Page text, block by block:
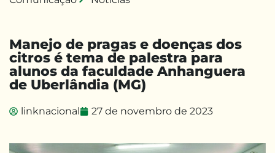
linknacional 27 de novembro de 2023
Manejo de pragas e doenças dos
citros é tema de palestra para
alunos da faculdade Anhanguera
de Uberlândia (MG)